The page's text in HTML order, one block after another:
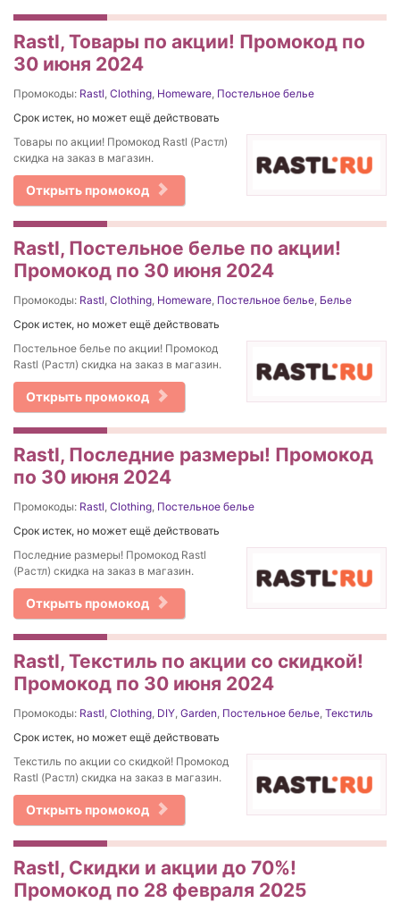
Rastl, Товары по акции! Промокод по
30 июня 2024
Промокоды: Rastl, Clothing, Homeware, Постельное белье
Срок истек, но может ещё действовать
Товары по акции! Промокод Rastl (Растл)
скидка на заказ в магазин.
Открыть промокод
Rastl, Постельное белье по акции!
Промокод по 30 июня 2024
Промокоды: Rastl, Clothing, Homeware, Постельное белье, Белье
Срок истек, но может ещё действовать
Постельное белье по акции! Промокод
Rastl (Растл) скидка на заказ в магазин.
Открыть промокод
Rastl, Последние размеры! Промокод
по 30 июня 2024
Промокоды: Rastl, Clothing, Постельное белье
Срок истек, но может ещё действовать
Последние размеры! Промокод Rastl
(Растл) скидка на заказ в магазин.
Открыть промокод
Rastl, Текстиль по акции со скидкой!
Промокод по 30 июня 2024
Промокоды: Rastl, Clothing, DIY, Garden, Постельное белье, Текстиль
Срок истек, но может ещё действовать
Текстиль по акции со скидкой! Промокод
Rastl (Растл) скидка на заказ в магазин.
Открыть промокод
Rastl, Скидки и акции до 70%!
Промокод по 28 февраля 2025